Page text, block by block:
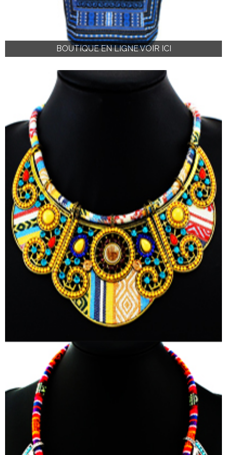
BOUTIQUE EN LIGNE VOIR ICI